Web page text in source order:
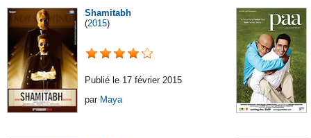
Shamitabh
(2015)
Publié le 17 février 2015
par Maya